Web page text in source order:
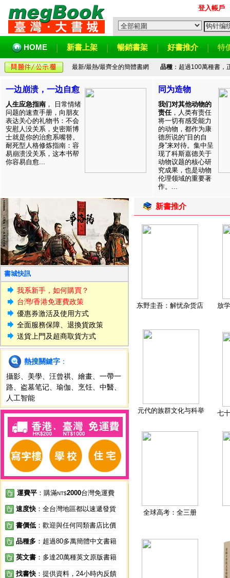
登入帳戶
HOME 新書上架 暢銷書架 好書推介 特
最新/最熱/最齊全的簡體書網 品種：超過100萬種書，
一边崩溃，一边自愈
人生应急指南 ， 日常情绪
问题的速查手册，向朋友
表达关心的礼物书：不会
安慰人没关系，史密斯博
士就是你的治愈系嘴替。
耐死型人格修炼指南：容
易崩溃没关系，这本书帮
你容易自愈...
同为造物
我们对其他动物的
责任，人类有责任
将一切有感受能力
的动物，都作为康
德所说的“目的自
身”来对待。集中呈
现了科斯嘉德关于
动物议题的核心研
究成果，也是动物
伦理领域的重要著
作。...
書城快訊
我系新手，如何購買？
台灣/香港免運費政策
優惠券激活及使用方式
全面服務保障、退換貨政策
送貨上門及超商取貨方式
熱搜關鍵字 ：
攝影
美學 汪曾祺 繪畫
一帶一
路
盗墓笔记 瑜伽 烹饪 中醫
人工智能
運費平 ：購滿NT$2000台灣免運費
速度快 ：全台灣地區都以速遞發貨
書價低 ：歡迎與任何同類書店比價
品種多 ：超過80多萬簡體中文書籍
英文書 ：多達20萬種英文原版書籍
找書快 ：提供資料，24小時內反饋
新書推介
东野圭吾：解忧杂货店 放
元代的族群文化与科举 七
全球高考：全三册